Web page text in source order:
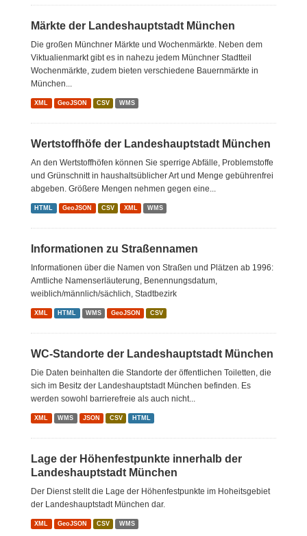
Märkte der Landeshauptstadt München
Die großen Münchner Märkte und Wochenmärkte. Neben dem
Viktualienmarkt gibt es in nahezu jedem Münchner Stadtteil
Wochenmärkte, zudem bieten verschiedene Bauernmärkte in
München...
XML GeoJSON CSV WMS
Wertstoffhöfe der Landeshauptstadt München
An den Wertstoffhöfen können Sie sperrige Abfälle, Problemstoffe
und Grünschnitt in haushaltsüblicher Art und Menge gebührenfrei
abgeben. Größere Mengen nehmen gegen eine...
HTML GeoJSON CSV XML WMS
Informationen zu Straßennamen
Informationen über die Namen von Straßen und Plätzen ab 1996:
Amtliche Namenserläuterung, Benennungsdatum,
weiblich/männlich/sächlich, Stadtbezirk
XML HTML WMS GeoJSON CSV
WC-Standorte der Landeshauptstadt München
Die Daten beinhalten die Standorte der öffentlichen Toiletten, die
sich im Besitz der Landeshauptstadt München befinden. Es
werden sowohl barrierefreie als auch nicht...
XML WMS JSON CSV HTML
Lage der Höhenfestpunkte innerhalb der
Landeshauptstadt München
Der Dienst stellt die Lage der Höhenfestpunkte im Hoheitsgebiet
der Landeshauptstadt München dar.
XML GeoJSON CSV WMS